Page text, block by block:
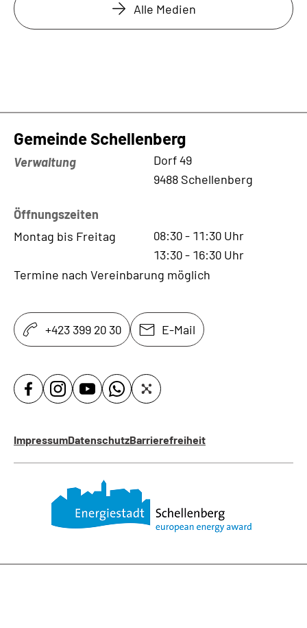
Alle Medien
Gemeinde Schellenberg
Verwaltung
Dorf 49
9488 Schellenberg
Öffnungszeiten
Montag bis Freitag
08:30- 11:30 Uhr
13:30- 16:30 Uhr
Termine nach Vereinbarung möglich
+423 399 20 30 E-Mail
ImpressumDatenschutzBarrierefreiheit